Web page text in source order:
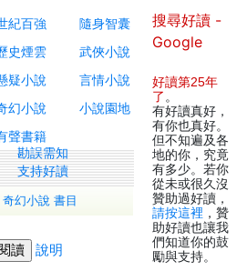
紀百強
隨身智囊
史煙雲
武俠小說
疑小說
言情小說
幻小說
小說園地
聲書籍
勘誤需知
支持好讀
奇幻小說 書目
說明
搜尋好讀 -
Google
好讀第25年
了 。
有好讀真好，
有你也真好。
但不知遍及各
地的你，究竟
有多少。若你
從未或很久沒
贊助過好讀，
請按這裡 ，贊
助好讀也讓我
們知道你的鼓
勵與支持。